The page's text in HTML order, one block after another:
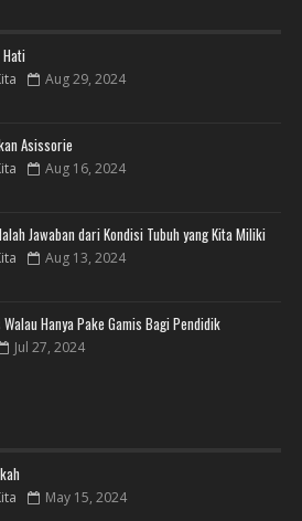
Aug 29, 2024
Asissorie
Aug 16, 2024
Jawaban dari Kondisi Tubuh yang Kita Miliki
Aug 13, 2024
Hanya Pake Gamis Bagi Pendidik
Jul 27, 2024
May 15, 2024